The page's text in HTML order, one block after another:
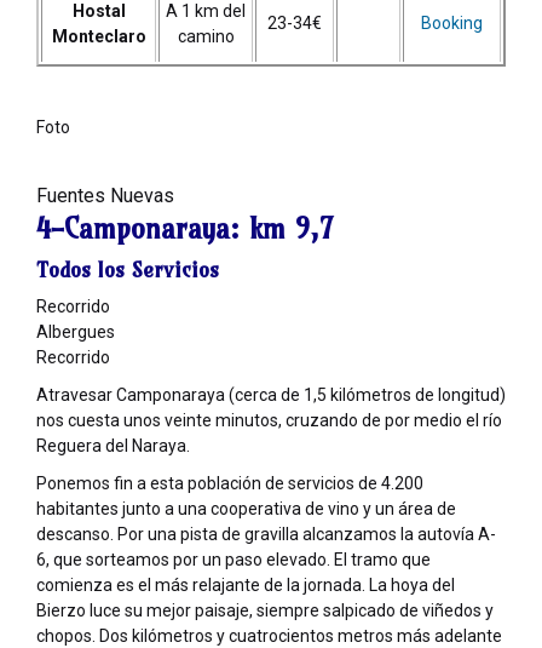
Hostal
Monteclaro
A 1 km del
camino
23-34€ Booking
Foto
Fuentes Nuevas
4-Camponaraya: km 9,7
Todos los Servicios
Recorrido
Albergues
Recorrido
Atravesar Camponaraya (cerca de 1,5 kilómetros de longitud)
nos cuesta unos veinte minutos, cruzando de por medio el río
Reguera del Naraya.
Ponemos fin a esta población de servicios de 4.200
habitantes junto a una cooperativa de vino y un área de
descanso. Por una pista de gravilla alcanzamos la autovía A-
6, que sorteamos por un paso elevado. El tramo que
comienza es el más relajante de la jornada. La hoya del
Bierzo luce su mejor paisaje, siempre salpicado de viñedos y
chopos. Dos kilómetros y cuatrocientos metros más adelante